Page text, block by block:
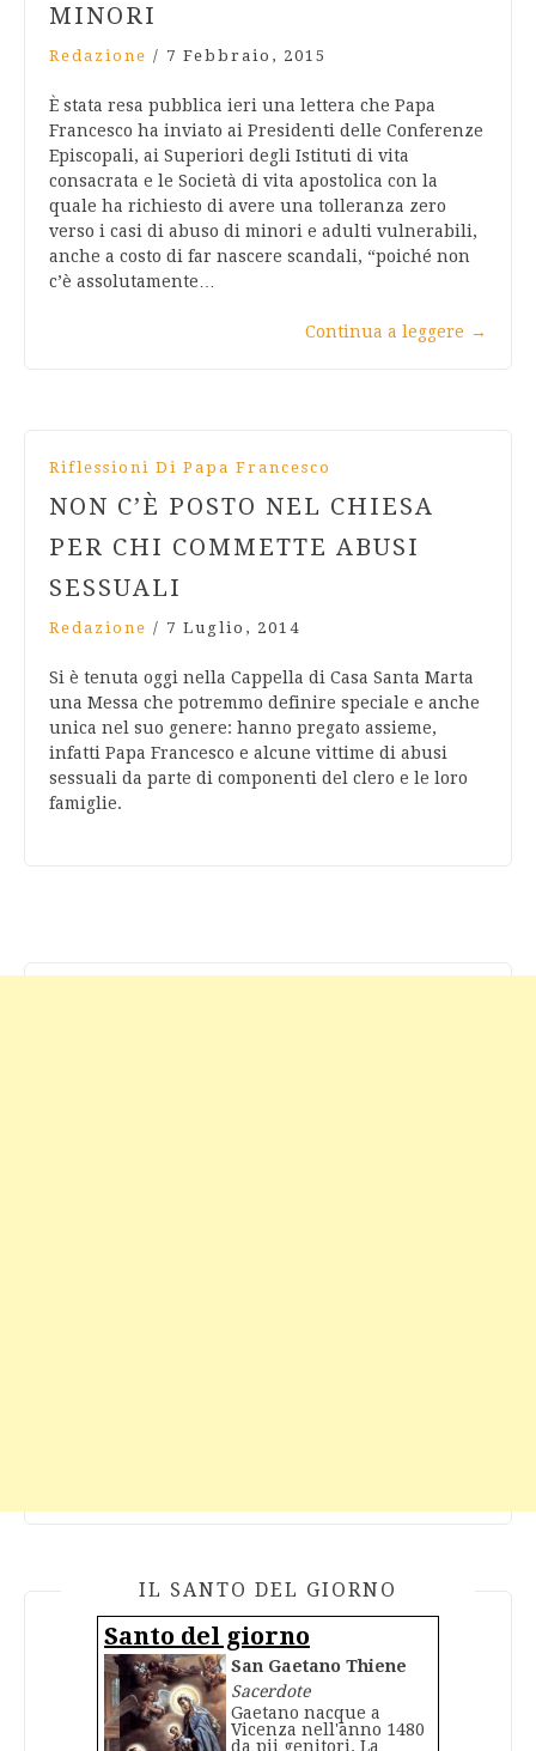
MINORI
Redazione / 7 Febbraio, 2015
È stata resa pubblica ieri una lettera che Papa
Francesco ha inviato ai Presidenti delle Conferenze
Episcopali, ai Superiori degli Istituti di vita
consacrata e le Società di vita apostolica con la
quale ha richiesto di avere una tolleranza zero
verso i casi di abuso di minori e adulti vulnerabili,
anche a costo di far nascere scandali, “poiché non
c’è assolutamente…
Continua a leggere →
Riflessioni Di Papa Francesco
NON C’È POSTO NEL CHIESA
PER CHI COMMETTE ABUSI
SESSUALI
Redazione / 7 Luglio, 2014
Si è tenuta oggi nella Cappella di Casa Santa Marta
una Messa che potremmo definire speciale e anche
unica nel suo genere: hanno pregato assieme,
infatti Papa Francesco e alcune vittime di abusi
sessuali da parte di componenti del clero e le loro
famiglie.
IL SANTO DEL GIORNO
Santo del giorno
San Gaetano Thiene
Sacerdote
Gaetano nacque a
Vicenza nell'anno 1480
da pii genitori. La